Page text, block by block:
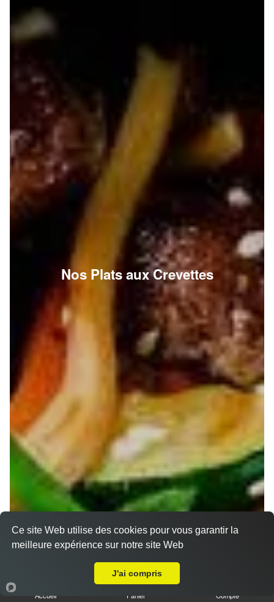
Nos Plats aux Crevettes
Accueil Panier Compte
Ce site Web utilise des cookies pour vous garantir la
meilleure expérience sur notre site Web
J'ai compris